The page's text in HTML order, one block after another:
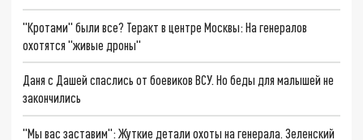
"Кротами" были все? Теракт в центре Москвы: На генералов
охотятся "живые дроны"
Даня с Дашей спаслись от боевиков ВСУ. Но беды для малышей не
закончились
"Мы вас заставим": Жуткие детали охоты на генерала. Зеленский